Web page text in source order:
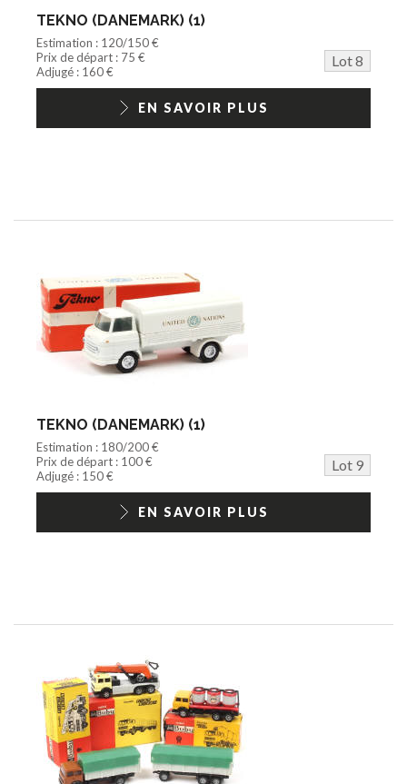
TEKNO (DANEMARK) (1)
Estimation : 120/150 €
Prix de départ : 75 €
Lot 8
Adjugé : 160 €
EN SAVOIR PLUS
TEKNO (DANEMARK) (1)
Estimation : 180/200 €
Prix de départ : 100 €
Lot 9
Adjugé : 150 €
EN SAVOIR PLUS